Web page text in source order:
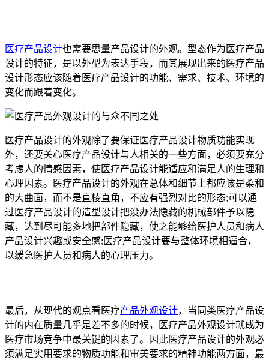
医疗产品设计也需要思量产品设计的外观。型态作为医疗产品
设计的特征，是以外型为表达手段，而其展现出来的医疗产品
设计形态应该随着医疗产品设计的功能、需求、技术、环境的
变化而跟着变化。
医疗产品设计的外观除了要保证医疗产品设计物质功能实现
外，还要关心医疗产品设计与人相关的一些方面，必须要充分
考虑人的情感因素，使医疗产品设计能适应和满足人的生理和
心理因素。医疗产品设计的外观在总体和细节上都应该是柔和
的大曲面，而不是直棱直角，不应有强烈对比的形态;可以通
过医疗产品设计的造型设计把没办法隐藏的机械部件予以隐
藏，达到尽可能多地把部件隐藏，使之能够给医护人员和病人
产品设计兴趣或安全感;医疗产品设计要与整体环境相逼合，
以缓急医护人员和病人的心理压力。
最后，从现代的观点看医疗产品外观设计，当同类医疗产品设
计的内在质量几乎是差不多的时候，医疗产品外观设计就成为
医疗市场竞争中最关键的因素了。因此医疗产品设计的外观必
须满足实用要求的物质功能和审美要求的精神功能两方面，最